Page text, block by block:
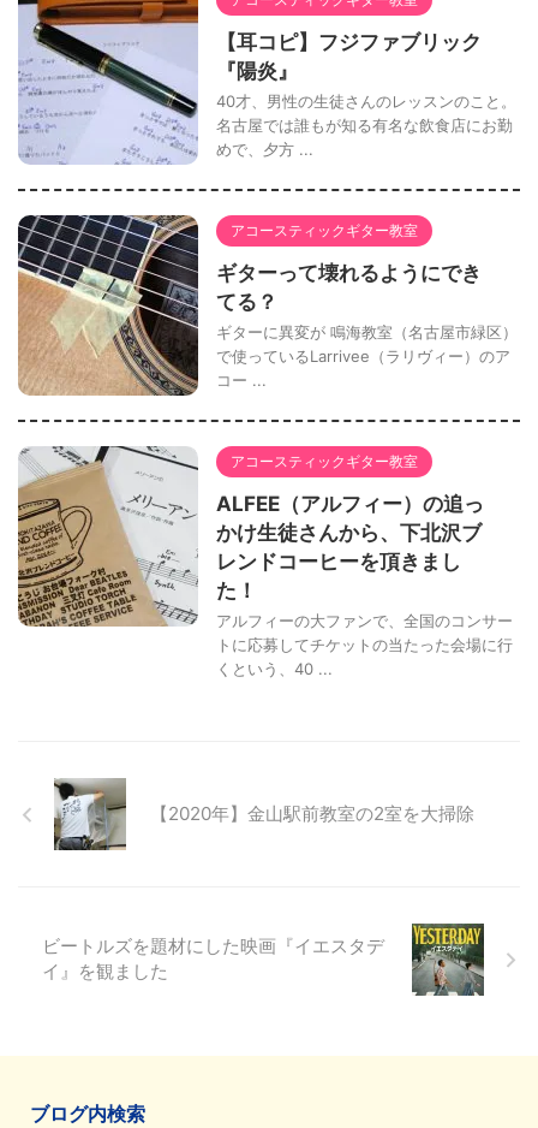
【耳コピ】フジファブリック
『陽炎』
40才、男性の生徒さんのレッスンのこと。
名古屋では誰もが知る有名な飲食店にお勤
めで、夕方 ...
アコースティックギター教室
ギターって壊れるようにでき
てる？
ギターに異変が 鳴海教室（名古屋市緑区）
で使っているLarrivee（ラリヴィー）のア
コー ...
アコースティックギター教室
ALFEE（アルフィー）の追っ
かけ生徒さんから、下北沢ブ
レンドコーヒーを頂きまし
た！
アルフィーの大ファンで、全国のコンサー
トに応募してチケットの当たった会場に行
くという、40 ...
【2020年】金山駅前教室の2室を大掃除
ビートルズを題材にした映画『イエスタデ
イ』を観ました
ブログ内検索